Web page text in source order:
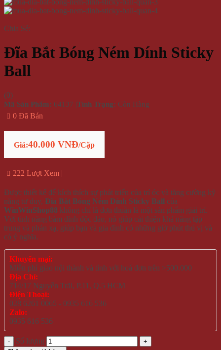
Chia Sẻ:
Đĩa Bắt Bóng Ném Dính Sticky
Ball
(0)
Mã Sản Phẩm: 64137 |Tình Trạng: Còn Hàng
0 Đã Bán
Giá:40.000 VNĐ/Cặp
222 Lượt Xem
Được thiết kế để kích thích sự phát triển của trí óc và tăng cường kỹ
năng tư duy, Đĩa Bắt Bóng Ném Dính Sticky Ball của
WinWinShop88 không chỉ là đơn thuần là một sản phẩm giải trí.
Với tính năng bám dính độc đáo, nó giúp cải thiện khả năng tập
trung và phản xạ, giúp bạn và gia đình có những giờ phút thú vị và
có ý nghĩa.
Khuyến mại:
Miễn phí giao nội thành và tỉnh với hoá đơn trên >500.000
Địa Chỉ:
714/17 Nguyễn Trãi, P.11, Q.5 HCM
Điện Thoại:
028 6261 0065 - 0935 616 536
Zalo:
0935 616 536
Số lượng